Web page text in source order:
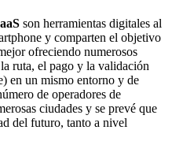
son herramientas digitales al
y comparten el objetivo
ofreciendo numerosos
ruta, el pago y la validación
en un mismo entorno y de
de operadores de
ciudades y se prevé que
del futuro, tanto a nivel